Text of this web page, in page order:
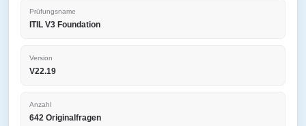
Prüfungsname
ITIL V3 Foundation
Version
V22.19
Anzahl
642 Originalfragen